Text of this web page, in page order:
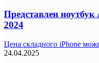
Представлен
2024
Цена складного iPhone
24.04.2025